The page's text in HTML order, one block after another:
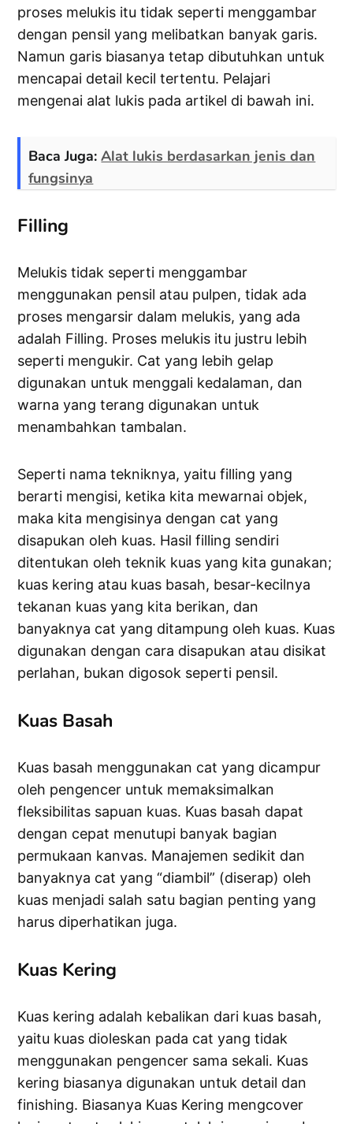
proses melukis itu tidak seperti menggambar
dengan pensil yang melibatkan banyak garis.
Namun garis biasanya tetap dibutuhkan untuk
mencapai detail kecil tertentu. Pelajari
mengenai alat lukis pada artikel di bawah ini.
Baca Juga:Alat lukis berdasarkan jenis dan
fungsinya
Filling
Melukis tidak seperti menggambar
menggunakan pensil atau pulpen, tidak ada
proses mengarsir dalam melukis, yang ada
adalah Filling. Proses melukis itu justru lebih
seperti mengukir. Cat yang lebih gelap
digunakan untuk menggali kedalaman, dan
warna yang terang digunakan untuk
menambahkan tambalan.
Seperti nama tekniknya, yaitu filling yang
berarti mengisi, ketika kita mewarnai objek,
maka kita mengisinya dengan cat yang
disapukan oleh kuas. Hasil filling sendiri
ditentukan oleh teknik kuas yang kita gunakan;
kuas kering atau kuas basah, besar-kecilnya
tekanan kuas yang kita berikan, dan
banyaknya cat yang ditampung oleh kuas. Kuas
digunakan dengan cara disapukan atau disikat
perlahan, bukan digosok seperti pensil.
Kuas Basah
Kuas basah menggunakan cat yang dicampur
oleh pengencer untuk memaksimalkan
fleksibilitas sapuan kuas. Kuas basah dapat
dengan cepat menutupi banyak bagian
permukaan kanvas. Manajemen sedikit dan
banyaknya cat yang “diambil” (diserap) oleh
kuas menjadi salah satu bagian penting yang
harus diperhatikan juga.
Kuas Kering
Kuas kering adalah kebalikan dari kuas basah,
yaitu kuas dioleskan pada cat yang tidak
menggunakan pengencer sama sekali. Kuas
kering biasanya digunakan untuk detail dan
finishing. Biasanya Kuas Kering mengcover